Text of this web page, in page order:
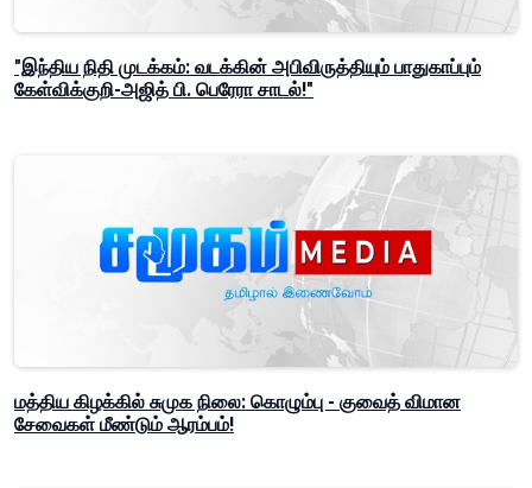
"இந்திய நிதி முடக்கம்: வடக்கின் அபிவிருத்தியும் பாதுகாப்பும்
கேள்விக்குறி-அஜித் பி. பெரேரா சாடல்!"
மத்திய கிழக்கில் சுமுக நிலை: கொழும்பு - குவைத் விமான
சேவைகள் மீண்டும் ஆரம்பம்!